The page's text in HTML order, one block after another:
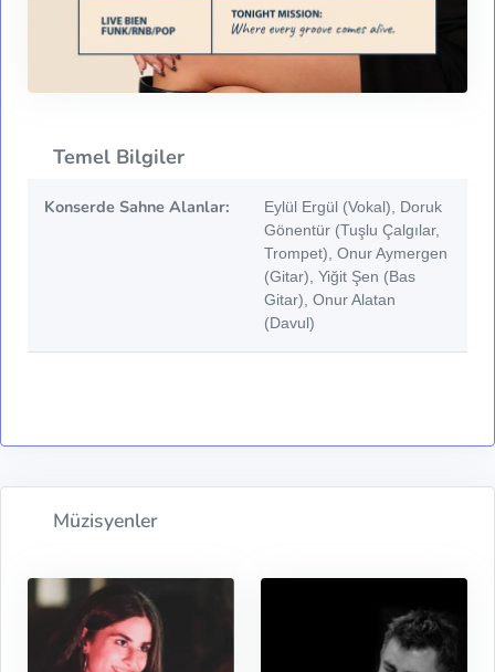
Temel Bilgiler
Konserde Sahne Alanlar:
Eylül Ergül (Vokal), Doruk
Gönentür (Tuşlu Çalgılar,
Trompet), Onur Aymergen
(Gitar), Yiğit Şen (Bas
Gitar), Onur Alatan
(Davul)
Müzisyenler